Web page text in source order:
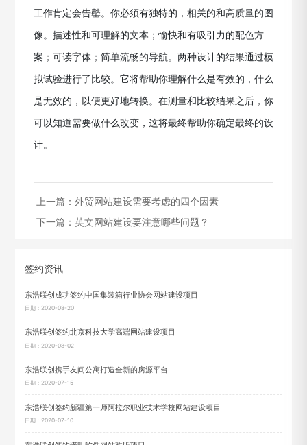
工作肯定会告罄。你必须有独特的，相关的和高质量的图
像。描述性和可理解的文本；愉快和有吸引力的配色方
案；可读字体；简单流畅的导航。两种设计的结果通过模
拟试验进行了比较。它将帮助你理解什么是有效的，什么
是无效的，以便更好地转换。在测量和比较结果之后，你
可以知道需要做什么改变，这将最终帮助你确定最终的设
计。
上一篇： 外贸网站建设需要考虑的四个因素
下一篇： 英文网站建设要注意哪些问题？
签约资讯
东浩联创成功签约中国集装箱行业协会网站建设项目
日期：2020-08-20
东浩联创签约北京科技大学高端网站建设项目
日期：2020-08-02
东浩联创携手友间公寓打造全新的房源平台
日期：2020-07-15
东浩联创签约新疆第一师阿拉尔职业技术学校网站建设项目
日期：2020-07-10